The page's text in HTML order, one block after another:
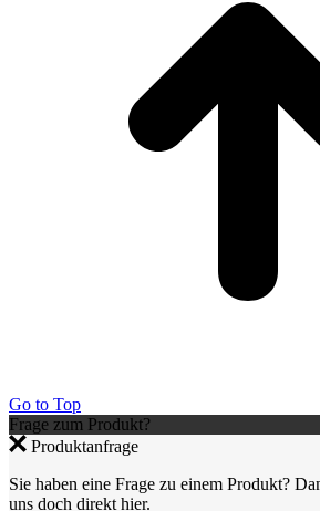
Go to Top
Frage zum Produkt?
Produktanfrage
Sie haben eine Frage zu einem Produkt?
uns doch direkt hier.